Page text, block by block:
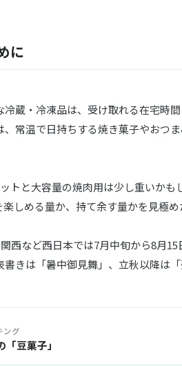
ト
に
蔵・冷凍品は、受け取れる在宅時
常温で日持ちする焼き菓子やおつ
トと大容量の焼肉用は少し重いかも
しめる量か、持て余す量かを見極め
西など西日本では7月中旬から8月
きは「暑中御見舞」、立秋以降は
ング
豆菓子」